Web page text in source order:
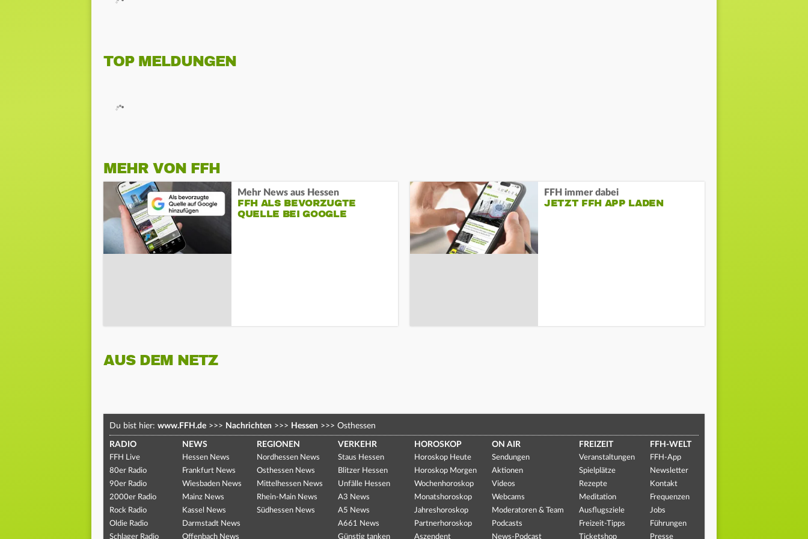
TOP MELDUNGEN
MEHR VON FFH
Mehr News aus Hessen
FFH ALS BEVORZUGTE
QUELLE BEI GOOGLE
FFH immer dabei
JETZT FFH APP LADEN
AUS DEM NETZ
Du bist hier: www.FFH.de >>> Nachrichten >>> Hessen >>> Osthessen
RADIO
FFH Live
80er Radio
90er Radio
2000er Radio
Rock Radio
Oldie Radio
Schlager Radio
NEWS
Hessen News
Frankfurt News
Wiesbaden News
Mainz News
Kassel News
Darmstadt News
Offenbach News
REGIONEN
Nordhessen News
Osthessen News
Mittelhessen News
Rhein-Main News
Südhessen News
VERKEHR
Staus Hessen
Blitzer Hessen
Unfälle Hessen
A3 News
A5 News
A661 News
Günstig tanken
HOROSKOP
Horoskop Heute
Horoskop Morgen
Wochenhoroskop
Monatshoroskop
Jahreshoroskop
Partnerhoroskop
Aszendent
ON AIR
Sendungen
Aktionen
Videos
Webcams
Moderatoren & Team
Podcasts
News-Podcast
FREIZEIT
Veranstaltungen
Spielplätze
Rezepte
Meditation
Ausflugsziele
Freizeit-Tipps
Ticketshop
FFH-WELT
FFH-App
Newsletter
Kontakt
Frequenzen
Jobs
Führungen
Presse